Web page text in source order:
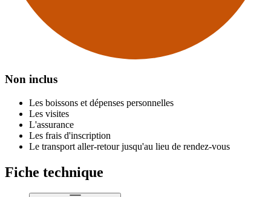
Non inclus
Les boissons et dépenses personnelles
Les visites
L'assurance
Les frais d'inscription
Le transport aller-retour jusqu'au lieu de rendez-vous
Fiche technique